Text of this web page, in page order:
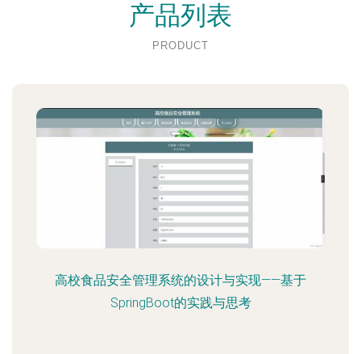
产品列表
PRODUCT
高校食品安全管理系统的设计与实现——基于
SpringBoot的实践与思考